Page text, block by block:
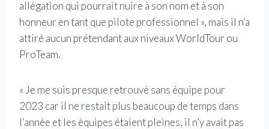
allégation qui pourrait nuire à son nom et à son
honneur en tant que pilote professionnel », mais il n’a
attiré aucun prétendant aux niveaux WorldTour ou
ProTeam.
« Je me suis presque retrouvé sans équipe pour
2023 car il ne restait plus beaucoup de temps dans
l’année et les équipes étaient pleines, il n’y avait pas